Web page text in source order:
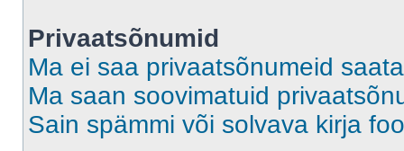
Privaatsõnumid
Ma ei saa privaatsõnumeid
Ma saan soovimatuid
Sain spämmi või solvava kirja